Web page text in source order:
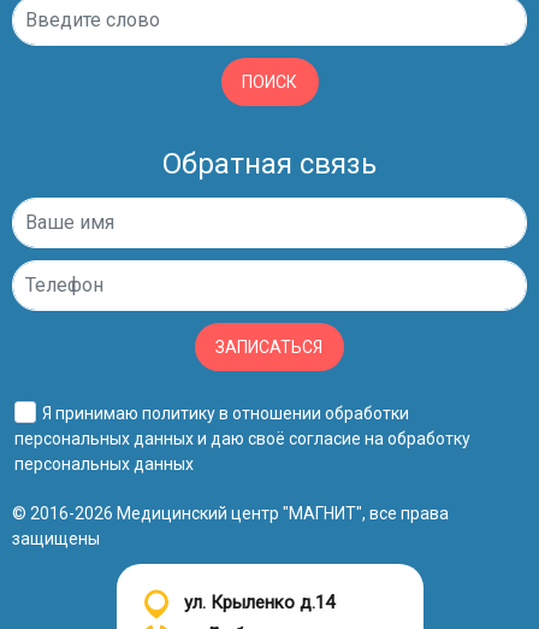
ПОИСК
Обратная связь
ЗАПИСАТЬСЯ
Я принимаю политику в отношении обработки
персональных данныхи даю своё согласие на обработку
персональных данных
© 2016-2026 Медицинский центр "МАГНИТ", все права
защищены
ул. Крыленко д.14